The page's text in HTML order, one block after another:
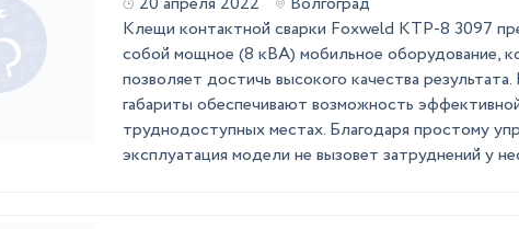
Клещи контактной сварки Foxweld КТР-8 3097
собой мощное (8 кВА) мобильное оборудование,
позволяет достичь высокого качества
габариты обеспечивают возможность
труднодоступных местах. Благодаря простому
эксплуатация модели не вызовет затруднений у